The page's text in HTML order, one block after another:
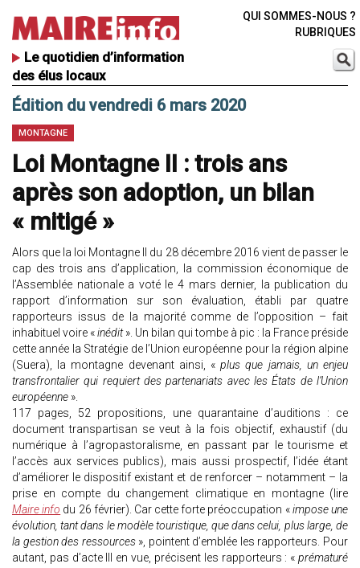
Le quotidien d’information
des élus locaux
QUI SOMMES-NOUS ?
RUBRIQUES
Édition du vendredi 6 mars 2020
MONTAGNE
Loi Montagne II : trois ans
après son adoption, un bilan
« mitigé »
Alors que la loi Montagne II du 28 décembre 2016 vient de passer le
cap des trois ans d’application, la commission économique de
l’Assemblée nationale a voté le 4 mars dernier, la publication du
rapport d’information sur son évaluation, établi par quatre
rapporteurs issus de la majorité comme de l’opposition – fait
inhabituel voire «inédit». Un bilan qui tombe à pic : la France préside
cette année la Stratégie de l’Union européenne pour la région alpine
(Suera), la montagne devenant ainsi, «plus que jamais, un enjeu
transfrontalier qui requiert des partenariats avec les États de l’Union
européenne ».
117 pages, 52 propositions, une quarantaine d’auditions : ce
document transpartisan se veut à la fois objectif, exhaustif (du
numérique à l’agropastoralisme, en passant par le tourisme et
l’accès aux services publics), mais aussi prospectif, l’idée étant
d’améliorer le dispositif existant et de renforcer – notamment – la
prise en compte du changement climatique en montagne (lire
Maire info du 26 février). Car cette forte préoccupation «impose une
évolution, tant dans le modèle touristique, que dans celui, plus large, de
la gestion des ressources», pointent d’emblée les rapporteurs. Pour
autant, pas d’acte III en vue, précisent les rapporteurs : « prématuré